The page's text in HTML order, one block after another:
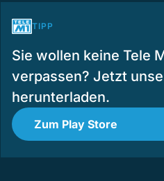
TIPP
Sie wollen keine Tele
verpassen? Jetzt
herunterladen.
Zum Play Store